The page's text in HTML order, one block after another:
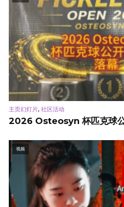
主页幻灯片, 社区活动
2026 Osteosyn 杯匹克球
视频